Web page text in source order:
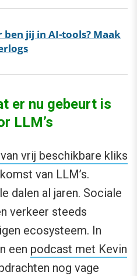
ben jij in AI-tools? Maak
er nu gebeurt is
LLM’s
vrij beschikbare kliks
van LLM’s.
dalen al jaren. Sociale
verkeer steeds
ecosysteem. In
een podcast met Kevin
nog vage